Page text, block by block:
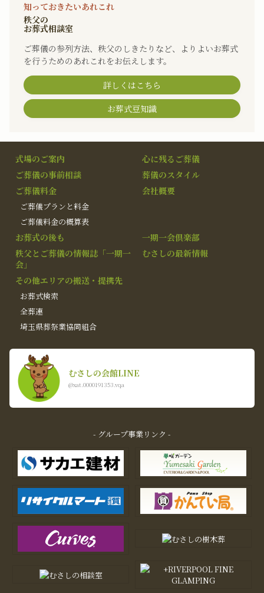
知っておきたいあれこれ
秩父の
お葬式相談室
ご葬儀の参列方法、秩父のしきたりなど、よりよいお葬式
を行うためのあれこれをお伝えします。
詳しくはこちら
お葬式豆知識
式場のご案内
心に残るご葬儀
ご葬儀の事前相談
葬儀のスタイル
ご葬儀料金
ご葬儀プランと料金
ご葬儀料金の概算表
会社概要
お葬式の後も
一期一会倶楽部
秩父とご葬儀の情報誌「一期一
会」
むさしの最新情報
その他エリアの搬送・提携先
お葬式検索
全葬連
埼玉県葬祭業協同組合
むさしの会館LINE
@xat.0000191353.vqa
- グループ事業リンク -